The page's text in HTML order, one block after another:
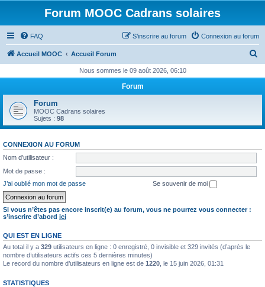
Forum MOOC Cadrans solaires
FAQ Connexion au forum
S’inscrire au forum
Accueil MOOC Accueil Forum
h
r
Nous sommes le 09 août 2026, 06:10
Forum
Forum
MOOC Cadrans solaires
Sujets : 98
CONNEXION AU FORUM
Nom d’utilisateur :
Mot de passe :
J’ai oublié mon mot de passe
Se souvenir de moi
Si vous n’êtes pas encore inscrit(e) au forum, vous ne pourrez vous connecter :
s’inscrire d’abord ici
QUI EST EN LIGNE
Au total il y a 329 utilisateurs en ligne : 0 enregistré, 0 invisible et 329 invités (d’après le
nombre d’utilisateurs actifs ces 5 dernières minutes)
Le record du nombre d’utilisateurs en ligne est de 1220 , le 15 juin 2026, 01:31
STATISTIQUES